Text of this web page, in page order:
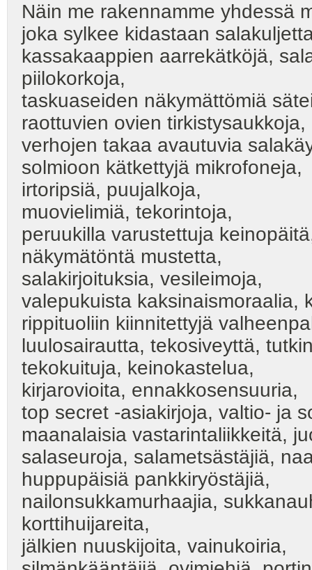
Näin me rakennamme yhdessä
joka sylkee kidastaan
kassakaappien aarrekätköjä,
piilokorkoja,
taskuaseiden näkymättömiä
raottuvien ovien
verhojen takaa avautuvia
solmioon kätkettyjä mikrofoneja,
irtoripsiä, puujalkoja,
muovielimiä, tekorintoja,
peruukilla varustettuja
näkymätöntä mustetta,
salakirjoituksia, vesileimoja,
valepukuista kaksinaismoraalia,
rippituoliin kiinnitettyjä
luulosairautta, tekosiveyttä,
tekokuituja, keinokastelua,
kirjarovioita, ennakkosensuuria,
top secret -asiakirjoja, valtio- ja
maanalaisia vastarintaliikkeitä,
salaseuroja, salametsästäjiä,
huppupäisiä pankkiryöstäjiä,
nailonsukkamurhaajia,
korttihuijareita,
jälkien nuuskijoita, vainukoiria,